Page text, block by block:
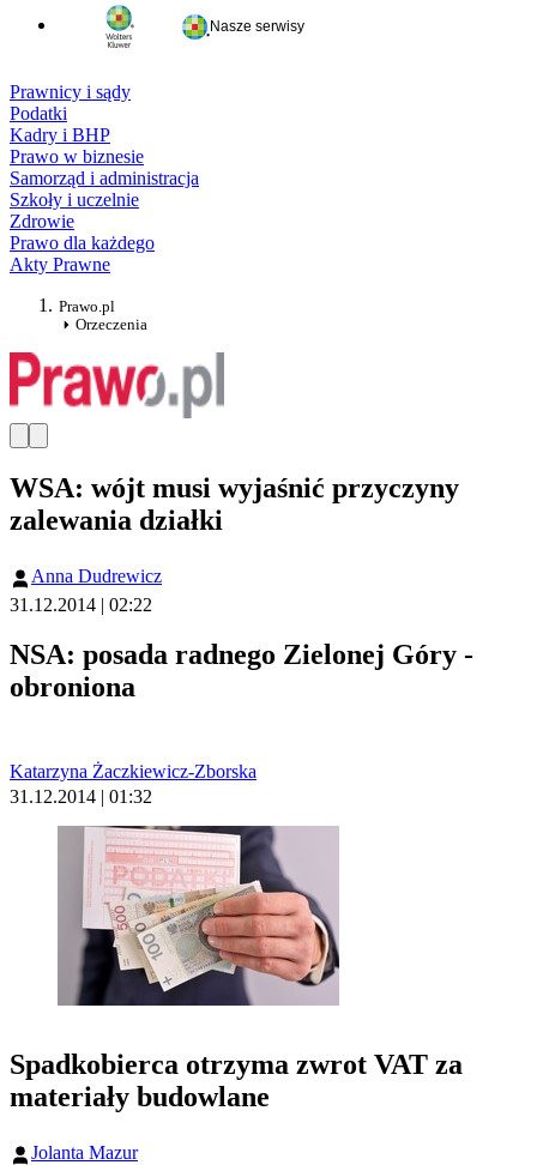
Nasze serwisy
Prawnicy i sądy
Podatki
Kadry i BHP
Prawo w biznesie
Samorząd i administracja
Szkoły i uczelnie
Zdrowie
Prawo dla każdego
Akty Prawne
Prawo.pl
Orzeczenia
WSA: wójt musi wyjaśnić przyczyny
zalewania działki
Anna Dudrewicz
31.12.2014 | 02:22
NSA: posada radnego Zielonej Góry -
obroniona
Katarzyna Żaczkiewicz-Zborska
31.12.2014 | 01:32
Spadkobierca otrzyma zwrot VAT za
materiały budowlane
Jolanta Mazur